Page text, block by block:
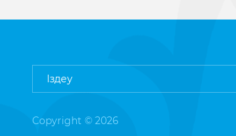
Copyright © 2026